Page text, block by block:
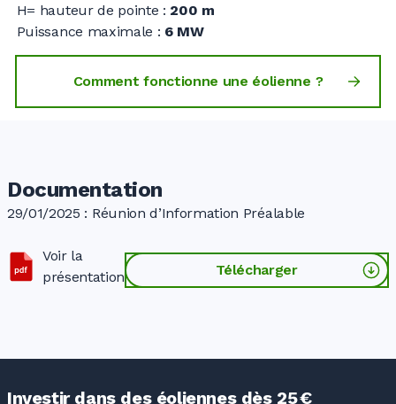
H= hauteur de pointe : 200 m
Puissance maximale : 6 MW
Comment fonctionne une éolienne ?
Documentation
29/01/2025 : Réunion d’Information Préalable
Voir la
présentation
Télécharger
Investir dans des éoliennes dès 25 €